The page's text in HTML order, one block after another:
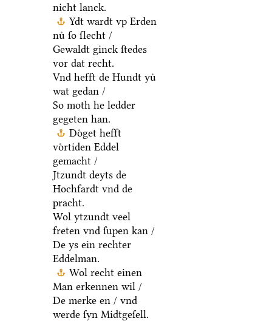
nicht lanck.
Ydt wardt vp Erden
nuͤ ſo ſlecht /
Gewaldt ginck ſtedes
vor dat recht.
Vnd hefft de Hundt yuͤ
wat gedan /
So moth he ledder
gegeten han.
Doͤget hefft
voͤrtiden Eddel
gemacht /
Jtzundt deyts de
Hochfardt vnd de
pracht.
Wol ytzundt veel
freten vnd ſupen kan /
De ys ein rechter
Eddelman.
Wol recht einen
Man erkennen wil /
De merke en / vnd
werde ſyn Midtgeſell.